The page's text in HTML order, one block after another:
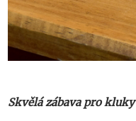
Skvělá zábava pro kluky